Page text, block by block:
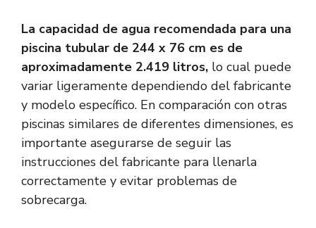
La capacidad de agua recomendada para una
piscina tubular de 244 x 76 cm es de
aproximadamente 2.419 litros, lo cual puede
variar ligeramente dependiendo del fabricante
y modelo específico. En comparación con otras
piscinas similares de diferentes dimensiones, es
importante asegurarse de seguir las
instrucciones del fabricante para llenarla
correctamente y evitar problemas de
sobrecarga.